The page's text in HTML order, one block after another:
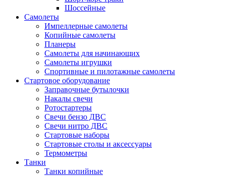
Шоссейные
Самолеты
Импеллерные самолеты
Копийные самолеты
Планеры
Самолеты для начинающих
Самолеты игрушки
Спортивные и пилотажные самолеты
Стартовое оборудование
Заправочные бутылочки
Накалы свечи
Ротостартеры
Свечи бензо ДВС
Свечи нитро ДВС
Стартовые наборы
Стартовые столы и аксессуары
Термометры
Танки
Танки копийные